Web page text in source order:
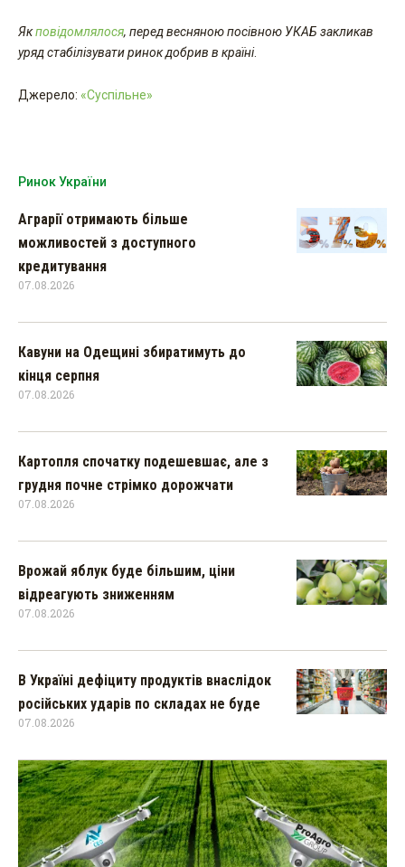
Якповідомлялося, перед весняною посівною УКАБ закликав
уряд стабілізувати ринок добрив в країні.
Джерело: «Суспільне»
Ринок України
Аграрії отримають більше
можливостей з доступного
кредитування
07.08.2026
Кавуни на Одещині збиратимуть до
кінця серпня
07.08.2026
Картопля спочатку подешевшає, але з
грудня почне стрімко дорожчати
07.08.2026
Врожай яблук буде більшим, ціни
відреагують зниженням
07.08.2026
В Україні дефіциту продуктів внаслідок
російських ударів по складах не буде
07.08.2026